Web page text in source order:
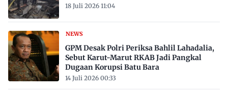
18 Juli 2026 11:04
NEWS
GPM Desak Polri Periksa Bahlil Lahadalia,
Sebut Karut-Marut RKAB Jadi Pangkal
Dugaan Korupsi Batu Bara
14 Juli 2026 00:33